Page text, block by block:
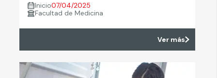
Inicio07/04/2025
Facultad de Medicina
Ver más